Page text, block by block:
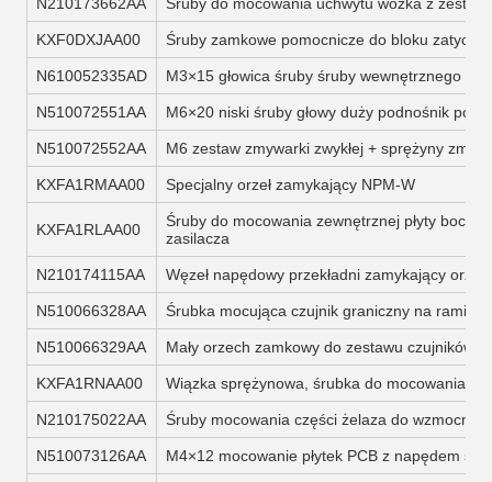
KXF0DXJAA00 Śruby zamkowe pomocnicze do bloku
N610052335AD M3×15 głowica śruby śruby wewnętrznego
N510072551AA M6×20 niski śruby głowy duży podnośnik
N510072552AA M6 zestaw zmywarki zwykłej + sprężyny
KXFA1RMAA00 Specjalny orzeł zamykający NPM-W
KXFA1RLAA00
Śruby do mocowania zewnętrznej płyty
zasilacza
N210174115AA Węzeł napędowy przekładni zamykający
N510066328AA Śrubka mocująca czujnik graniczny na ramie
N510066329AA Mały orzech zamkowy do zestawu czujników
KXFA1RNAA00 Wiązka sprężynowa, śrubka do mocowania,
N210175022AA Śruby mocowania części żelaza do
N510073126AA M4×12 mocowanie płytek PCB z napędem